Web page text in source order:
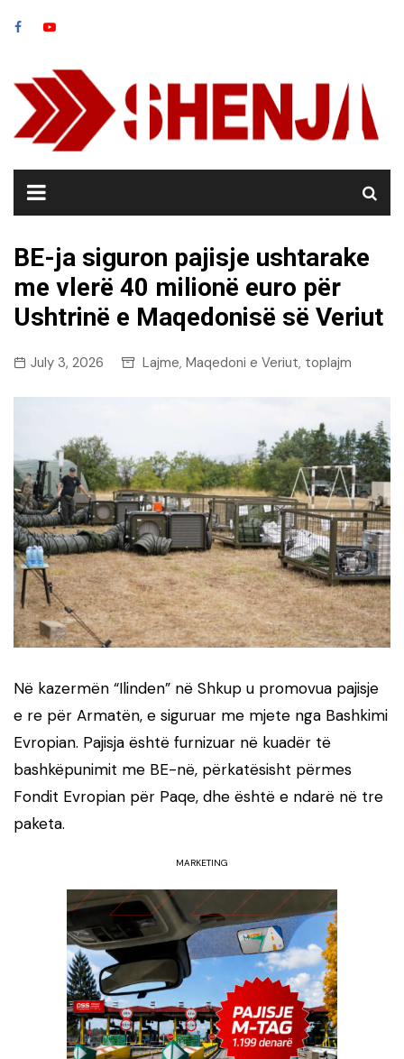
BE-ja siguron pajisje ushtarake
me vlerë 40 milionë euro për
Ushtrinë e Maqedonisë së Veriut
July 3, 2026 Lajme, Maqedoni e Veriut, toplajm
Në kazermën “Ilinden” në Shkup u promovua pajisje
e re për Armatën, e siguruar me mjete nga Bashkimi
Evropian. Pajisja është furnizuar në kuadër të
bashkëpunimit me BE-në, përkatësisht përmes
Fondit Evropian për Paqe, dhe është e ndarë në tre
paketa.
MARKETING